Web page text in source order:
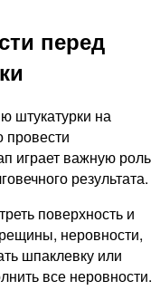
перед
штукатурки на
провести
играет важную роль
результата.
поверхность и
неровности,
шпаклевку или
все неровности.